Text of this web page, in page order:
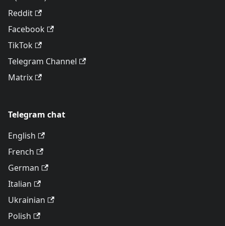
Reddit
Facebook
TikTok
Telegram Channel
Matrix
Telegram chat
English
French
German
Italian
Ukrainian
Polish